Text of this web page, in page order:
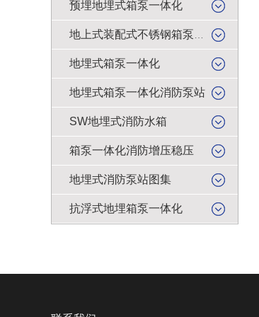
预埋地埋式箱泵一体化
地埋式箱泵一体化
地埋式箱泵一体化消防泵站
SW地埋式消防水箱
箱泵一体化消防增压稳压
地埋式消防泵站图集
抗浮式地埋箱泵一体化